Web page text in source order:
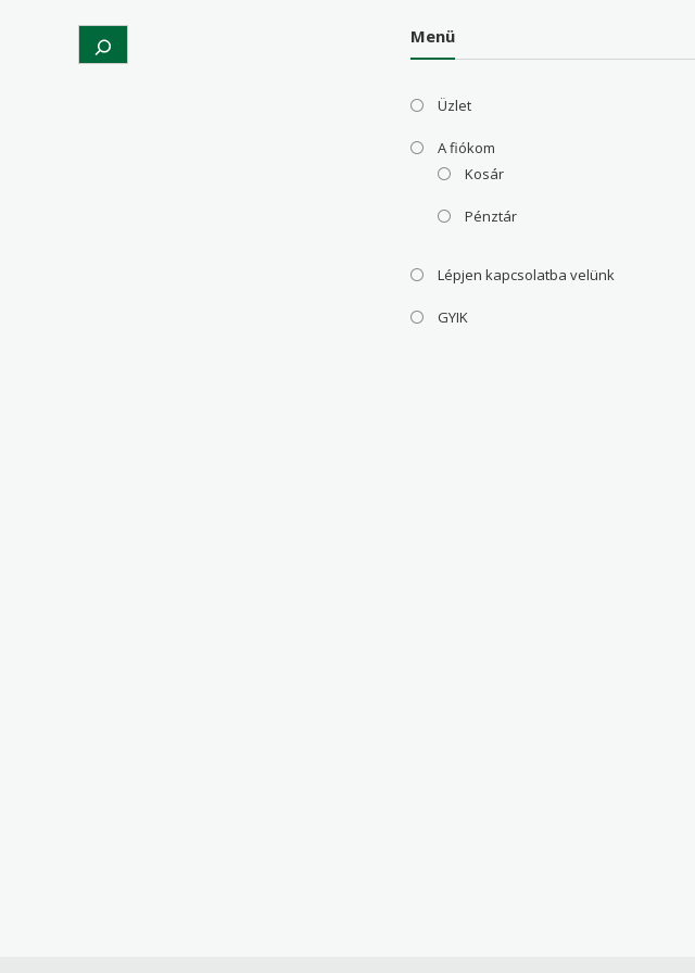
Search Menü
Üzlet
A fiókom
Kosár
Pénztár
Lépjen kapcsolatba velünk
GYIK